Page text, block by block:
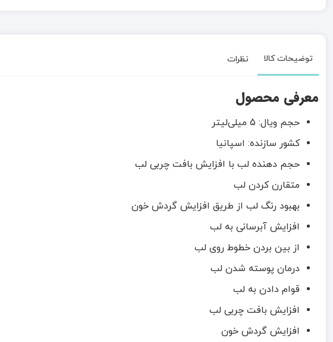
توضیحات کالا نظرات
معرفی محصول
حجم ویال: 5 میلی‌لیتر
کشور سازنده: اسپانیا
حجم دهنده لب با افزایش بافت چربی لب
متقارن کردن لب
بهبود رنگ لب از طریق افزایش گردش خون
افزایش آبرسانی به لب
از بین بردن خطوط روی لب
درمان پوسته شدن لب
قوام دادن به لب
افزایش بافت چربی لب
افزایش گردش خون